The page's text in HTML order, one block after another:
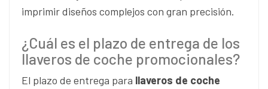
imprimir diseños complejos con gran precisión.
¿Cuál es el plazo de entrega de los
llaveros de coche promocionales?
El plazo de entrega para llaveros de coche